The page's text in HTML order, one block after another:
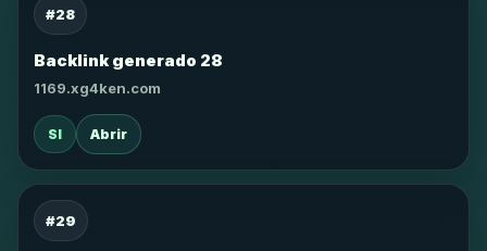
#28
Backlink generado 28
1169.xg4ken.com
SI Abrir
#29